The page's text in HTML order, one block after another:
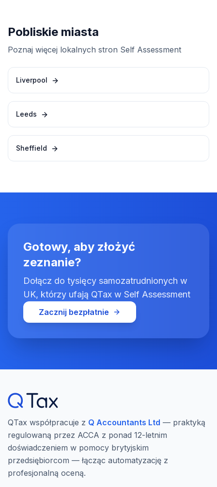
Pobliskie miasta
Poznaj więcej lokalnych stron Self Assessment
Liverpool
Leeds
Sheffield
Gotowy, aby złożyć
zeznanie?
Dołącz do tysięcy samozatrudnionych w
UK, którzy ufają QTax w Self Assessment
Zacznij bezpłatnie
QTax współpracuje z Q Accountants Ltd — praktyką
regulowaną przez ACCA z ponad 12-letnim
doświadczeniem w pomocy brytyjskim
przedsiębiorcom — łącząc automatyzację z
profesjonalną oceną.